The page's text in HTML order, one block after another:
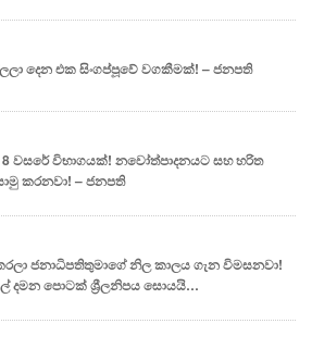
දෙන එක සිංගප්පූවේ වගකීමක්! – ජනපති
වසරේ විභාගයක්! නවෝත්පාදනයට සහ හරිත
කරනවා! – ජනපති
ජනාධිපතිතුමාගේ නිල කාලය ගැන විමසනවා!
දමන පොටක් ශ්‍රීලනිපය සොයයි…